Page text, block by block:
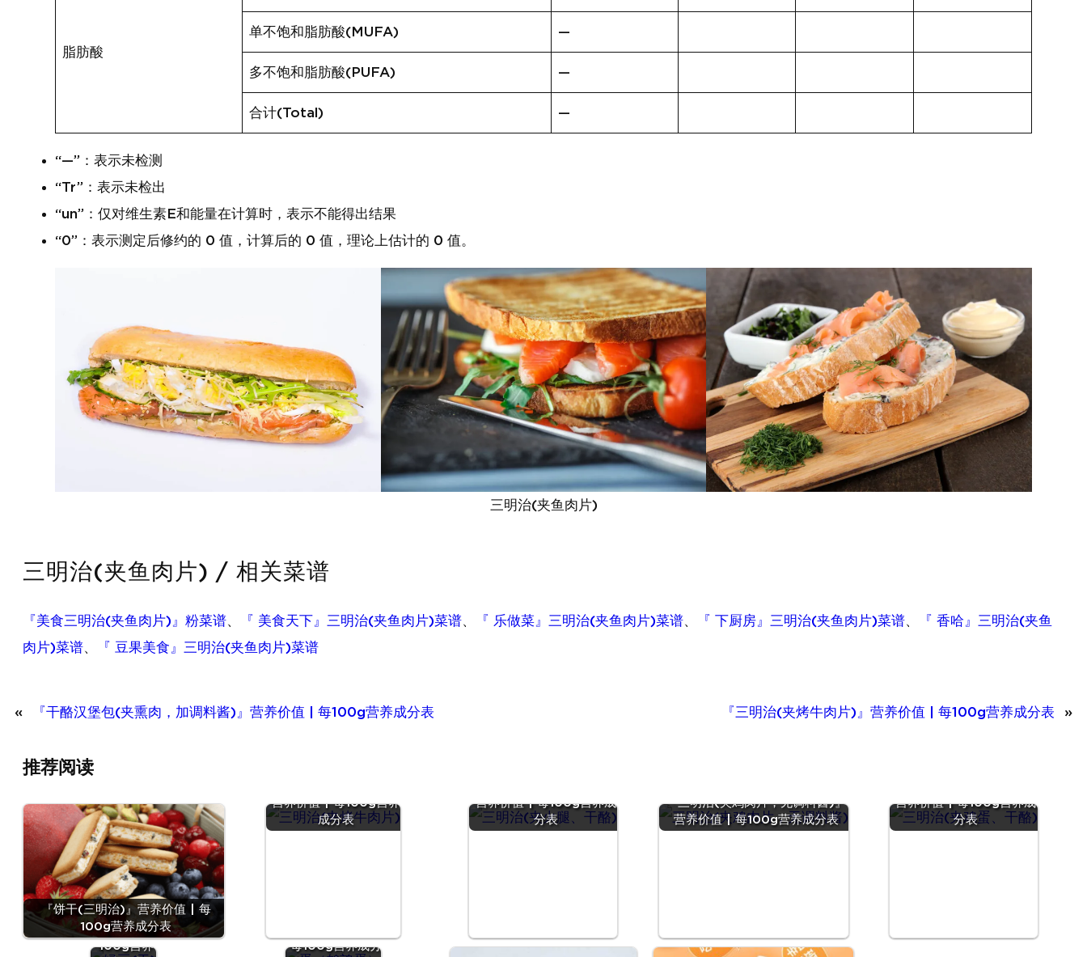
脂肪酸
单不饱和脂肪酸(MUFA) —
多不饱和脂肪酸(PUFA) —
合计(Total) —
“—”：表示未检测
“Tr”：表示未检出
“un”：仅对维生素E和能量在计算时，表示不能得出结果
“0”：表示测定后修约的 0 值，计算后的 0 值，理论上估计的 0 值。
三明治(夹鱼肉片)
三明治(夹鱼肉片) / 相关菜谱
『美食三明治(夹鱼肉片)』粉菜谱、 『 美食天下』三明治(夹鱼肉片)菜谱、 『 乐做菜』三明治(夹鱼肉片)菜谱、 『 下厨房』三明治(夹鱼肉片)菜谱、
『 香哈』三明治(夹鱼
肉片)菜谱、 『 豆果美食』三明治(夹鱼肉片)菜谱
« 『干酪汉堡包(夹熏肉，加调料酱)』营养价值 | 每100g营养成分表 『三明治(夹烤牛肉片)』营养价值 | 每100g营养成分表 »
推荐阅读
『饼干(三明治)』营养价值 | 每
100g营养成分表
营养价值 | 每100g营养
成分表
营养价值 | 每100g营养成
分表
『三明治(夹鸡肉片，无调料酱)』
营养价值 | 每100g营养成分表
营养价值 | 每100g营养成
分表
『绿豆
(干)』营养
价值 | 每
100g营养
每100g营养成分